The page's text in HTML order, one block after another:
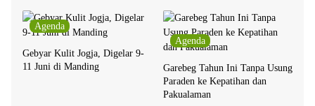
Agenda
Gebyar Kulit Jogja, Digelar 9-
11 Juni di Manding
Agenda
Garebeg Tahun Ini Tanpa Usung
Paraden ke Kepatihan dan
Pakualaman